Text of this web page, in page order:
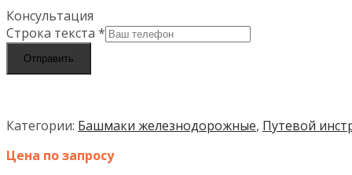
Консультация
Строка текста *
Отправить
Категории: Башмаки железнодорожные, Путевой
Цена по запросу